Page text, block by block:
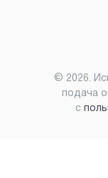
© 2026.
подача
с